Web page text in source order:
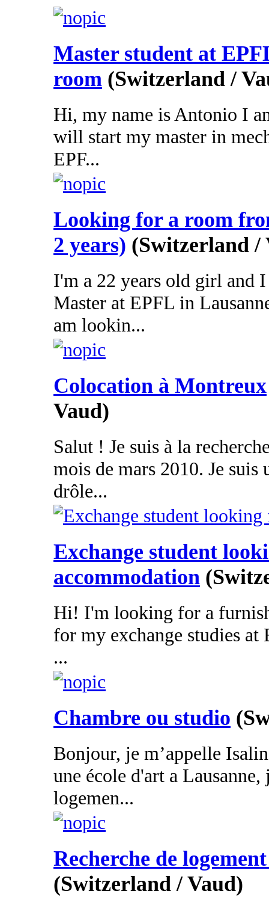
Master student at
room (Switzerland /
Hi, my name is Antonio I
will start my master in
EPF...
Looking for a room
2 years) (Switzerland /
I'm a 22 years old girl and
Master at EPFL in
am lookin...
Colocation à Montreux
Vaud)
Salut ! Je suis à la
mois de mars 2010. Je suis
drôle...
Exchange student
accommodation
Hi! I'm looking for a
for my exchange studies
...
Chambre ou studio
Bonjour, je m’appelle
une école d'art a Lausanne,
logemen...
Recherche de
(Switzerland / Vaud)